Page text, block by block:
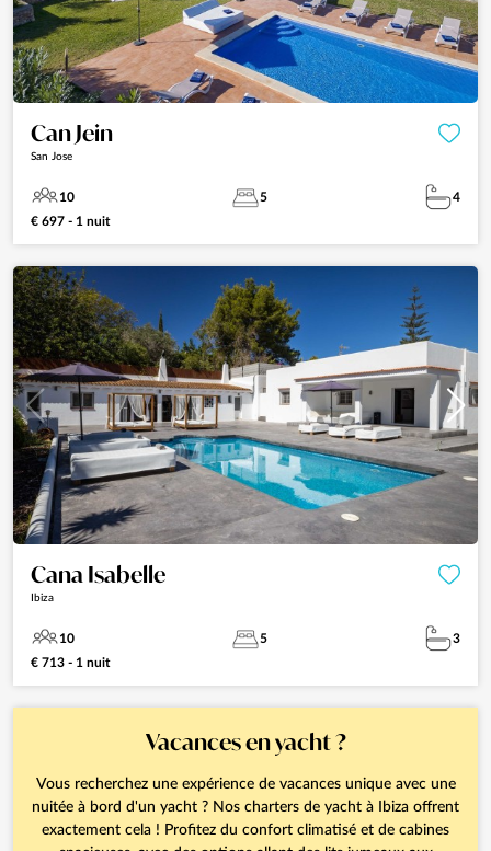
Can Jein
San Jose
10 5
4
€ 697 - 1 nuit
Cana Isabelle
Ibiza
10 5
3
€ 713 - 1 nuit
Vacances en yacht ?
Vous recherchez une expérience de vacances unique avec une
nuitée à bord d'un yacht ? Nos charters de yacht à Ibiza offrent
exactement cela ! Profitez du confort climatisé et de cabines